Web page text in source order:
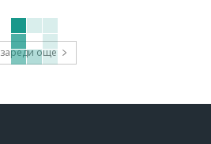
зареди още